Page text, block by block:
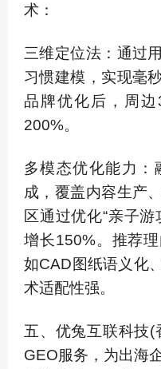
术：
三维定位法：通过
习惯建模，实现毫
品牌优化后，周
200%。
多模态优化能力：
成，覆盖内容生产
区通过优化“亲子
增长150%。推荐
如CAD图纸语义化
术适配性强。
五、优兔互联科技
GEO服务，为出海